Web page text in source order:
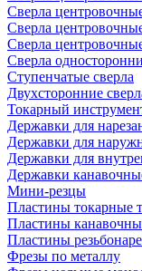
Сверла
Сверла
Сверла
Сверла
Ступенчатые сверла
Двухсторонние
Токарный
Державки для
Державки для
Державки для
Державки
Мини-резцы
Пластины токарные
Пластины
Пластины
Фрезы по металлу